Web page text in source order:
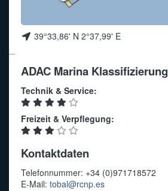
39°33,86' N 2°37,99' E
ADAC Marina Klassifizierung
Technik & Service:
Freizeit & Verpflegung:
Kontaktdaten
Telefonnummer: +34 (0)971718572
E-Mail: tobal@rcnp.es